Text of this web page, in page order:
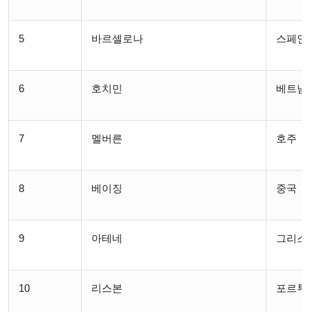
5 바르셀로나 스페인
6 호치민 베트남
7 멜버른 호주
8 베이징 중국
9 아테네 그리스
10 리스본 포르투